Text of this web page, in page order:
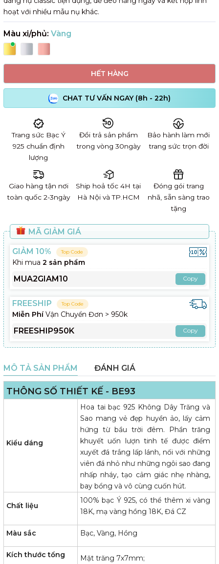
hoạt với nhiều mẫu nụ khác.
Màu xi/phủ: Vàng
HẾT HÀNG
CHAT TƯ VẤN NGAY (8h - 22h)
Trang sức Bạc Ý
925 chuẩn định
lượng
Đổi trả sản phẩm
trong vòng 30ngày
Bảo hành làm mới
trang sức trọn đời
Giao hàng tận nơi
toàn quốc 2-3ngày
Ship hoả tốc 4H tại
Hà Nội và TP.HCM
Đóng gói trang
nhã, sẵn sàng trao
tặng
MÃ GIẢM GIÁ
GIẢM 10% Top Code
Khi mua 2 sản phẩm
MUA2GIAM10 Copy
FREESHIP Top Code
Miễn PhíVận Chuyển Đơn > 950k
FREESHIP950K Copy
MÔ TẢ SẢN PHẨM ĐÁNH GIÁ
THÔNG SỐ THIẾT KẾ - BE93
Kiểu dáng
Hoa tai bạc 925 Không Dây Trăng và
Sao mang vẻ đẹp huyền ảo, lấy cảm
hứng từ bầu trời đêm. Phần trăng
khuyết uốn lượn tinh tế được điểm
xuyết đá trắng lấp lánh, nối với những
viên đá nhỏ như những ngôi sao đang
nhấp nháy, tạo cảm giác nhẹ nhàng,
bay bổng và vô cùng cuốn hút.
Chất liệu
100% bạc Ý 925, có thể thêm xi vàng
18K, mạ vàng hồng 18K, Đá CZ
Màu sắc Bạc, Vàng, Hồng
Kích thước tổng Mặt trăng 7x7mm;